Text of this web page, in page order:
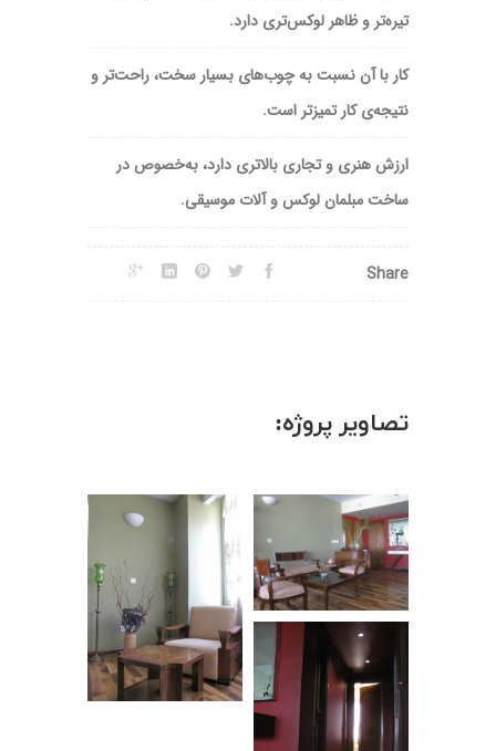
تیره‌تر و ظاهر لوکس‌تری دارد.
کار با آن نسبت به چوب‌های بسیار سخت، راحت‌تر و
نتیجه‌ی کار تمیزتر است.
ارزش هنری و تجاری بالاتری دارد، به‌خصوص در
ساخت مبلمان لوکس و آلات موسیقی.
Share
تصاویر پروژه: